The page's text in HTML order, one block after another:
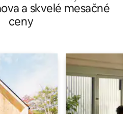
a skvelé mesačné
ceny